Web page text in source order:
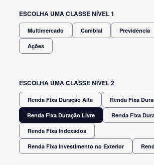
ESCOLHA UMA CLASSE NÍVEL 1
Multimercado Cambial Previdência
Ações
ESCOLHA UMA CLASSE NÍVEL 2
Renda Fixa Duração Alta Renda Fixa
Renda Fixa Duração Livre Renda Fixa
Renda Fixa Indexados
Renda Fixa Investimento no Exterior